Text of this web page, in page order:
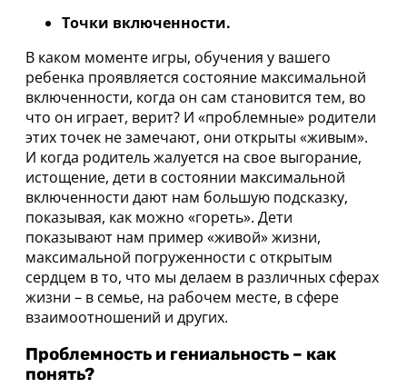
Точки включенности.
В каком моменте игры, обучения у вашего
ребенка проявляется состояние максимальной
включенности, когда он сам становится тем, во
что он играет, верит? И «проблемные» родители
этих точек не замечают, они открыты «живым».
И когда родитель жалуется на свое выгорание,
истощение, дети в состоянии максимальной
включенности дают нам большую подсказку,
показывая, как можно «гореть». Дети
показывают нам пример «живой» жизни,
максимальной погруженности с открытым
сердцем в то, что мы делаем в различных сферах
жизни – в семье, на рабочем месте, в сфере
взаимоотношений и других.
Проблемность и гениальность – как
понять?